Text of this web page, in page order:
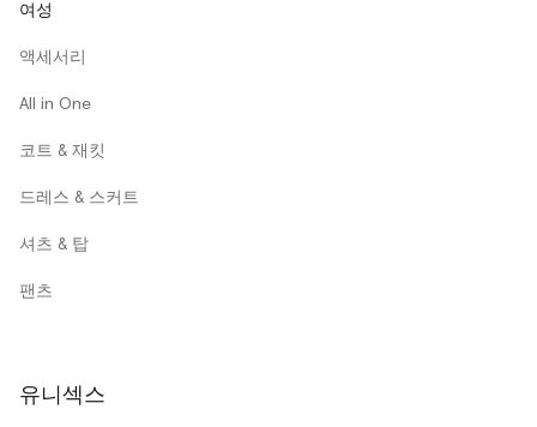
여성
액세서리
All in One
코트 & 재킷
드레스 & 스커트
셔츠 & 탑
팬츠
유니섹스